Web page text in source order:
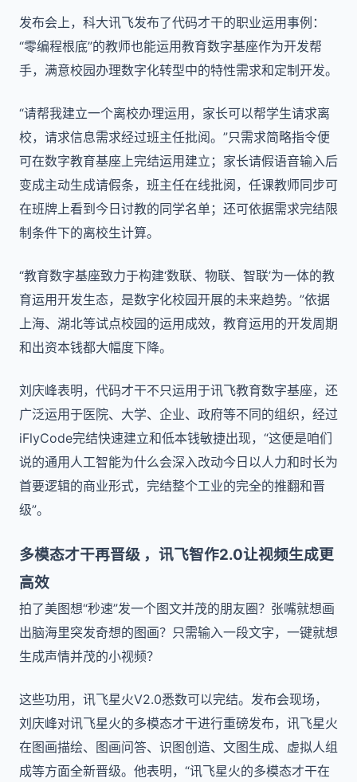
发布会上，科大讯飞发布了代码才干的职业运用事例：
“零编程根底”的教师也能运用教育数字基座作为开发帮
手，满意校园办理数字化转型中的特性需求和定制开发。
“请帮我建立一个离校办理运用，家长可以帮学生请求离
校，请求信息需求经过班主任批阅。”只需求简略指令便
可在数字教育基座上完结运用建立；家长请假语音输入后
变成主动生成请假条，班主任在线批阅，任课教师同步可
在班牌上看到今日讨教的同学名单；还可依据需求完结限
制条件下的离校生计算。
“教育数字基座致力于构建‘数联、物联、智联’为一体的教
育运用开发生态，是数字化校园开展的未来趋势。”依据
上海、湖北等试点校园的运用成效，教育运用的开发周期
和出资本钱都大幅度下降。
刘庆峰表明，代码才干不只运用于讯飞教育数字基座，还
广泛运用于医院、大学、企业、政府等不同的组织，经过
iFlyCode完结快速建立和低本钱敏捷出现，“这便是咱们
说的通用人工智能为什么会深入改动今日以人力和时长为
首要逻辑的商业形式，完结整个工业的完全的推翻和晋
级”。
多模态才干再晋级 ，讯飞智作2.0让视频生成更
高效
拍了美图想“秒速”发一个图文并茂的朋友圈？张嘴就想画
出脑海里突发奇想的图画？只需输入一段文字，一键就想
生成声情并茂的小视频？
这些功用，讯飞星火V2.0悉数可以完结。发布会现场，
刘庆峰对讯飞星火的多模态才干进行重磅发布，讯飞星火
在图画描绘、图画问答、识图创造、文图生成、虚拟人组
成等方面全新晋级。他表明，“讯飞星火的多模态才干在